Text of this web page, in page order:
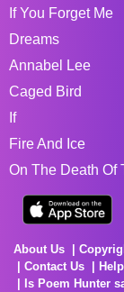
If You Forget Me
Dreams
Annabel Lee
Caged Bird
If
Fire And Ice
On The Death Of
About Us
Contact Us
Help
Is Poem Hunter